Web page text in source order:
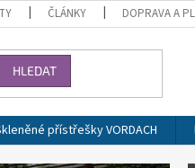
ČLÁNKY DOPRAVA A
HLEDAT
přístřešky VORDACH